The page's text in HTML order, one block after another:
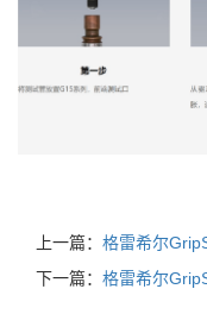
上一篇： 格雷希尔
下一篇： 格雷希尔